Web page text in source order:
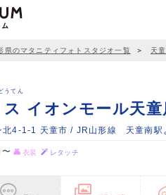
県のマタニティフォトスタジオ一覧 ＞ 天
うてん
イオンモール天
北4-1-1 天童市 / JR山形線 天童南駅
〜 衣装 レタッチ